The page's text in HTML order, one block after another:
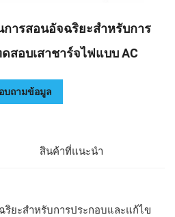
ารสอนอัจฉริยะสำหรับการ
สอบเสาชาร์จไฟแบบ AC
บถามข้อมูล
สินค้าที่แนะนำ
ยะสำหรับการประกอบและแก้ไข